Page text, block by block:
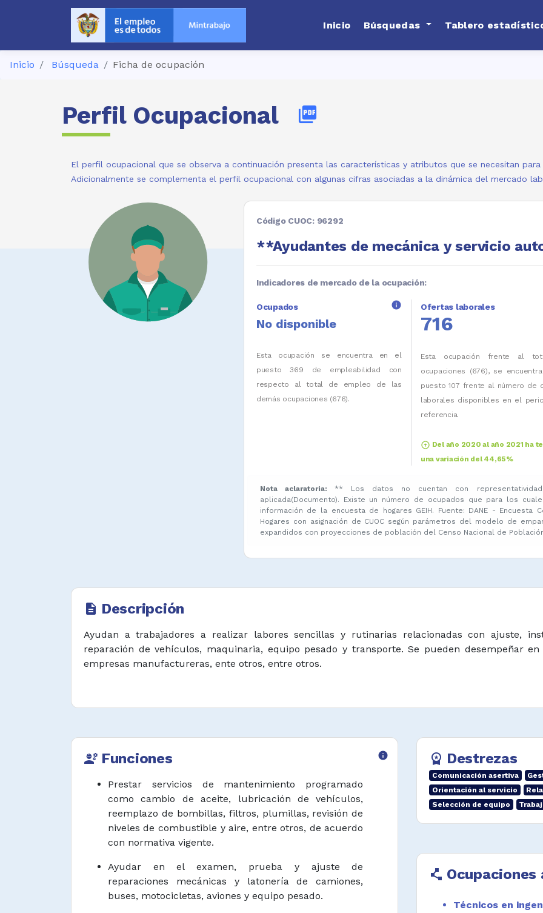
Inicio Búsquedas Tablero
Inicio Búsqueda Ficha de ocupación
Perfil Ocupacional picture_as_pdf
El perfil ocupacional que se observa a continuación presenta las características y atributos que se necesitan
Adicionalmente se complementa el perfil ocupacional con algunas cifras asociadas a la dinámica del mercado
Código CUOC: 96292
**Ayudantes de mecánica y servicio
Indicadores de mercado de la ocupación:
Ocupados info
No disponible
Esta ocupación se encuentra en el
puesto 369 de empleabilidad con
respecto al total de empleo de las
demás ocupaciones (676).
Ofertas laborales
716
Esta ocupación frente al
ocupaciones (676), se
puesto 107 frente al número de
laborales disponibles en el
referencia.
arrow_circle_up Del año 2020 al año 2021 ha
una variación del 44,65%
Nota aclaratoria: ** Los datos no cuentan con
aplicada(Documento). Existe un número de ocupados que para los
información de la encuesta de hogares GEIH. Fuente: DANE - Encuesta
Hogares con asignación de CUOC según parámetros del modelo de
expandidos con proyecciones de población del Censo Nacional de Población
description Descripción
Ayudan a trabajadores a realizar labores sencillas y rutinarias relacionadas con ajuste,
reparación de vehículos, maquinaria, equipo pesado y transporte. Se pueden desempeñar
empresas manufactureras, ente otros, entre otros.
engineering Funciones info
Prestar servicios de mantenimiento programado
como cambio de aceite, lubricación de vehículos,
reemplazo de bombillas, filtros, plumillas, revisión de
niveles de combustible y aire, entre otros, de acuerdo
con normativa vigente.
Ayudar en el examen, prueba y ajuste de
reparaciones mecánicas y latonería de camiones,
buses, motocicletas, aviones y equipo pesado.
workspace_premium Destrezas
Comunicación asertiva
Orientación al servicio
Selección de equipo
polyline Ocupaciones
Técnicos en